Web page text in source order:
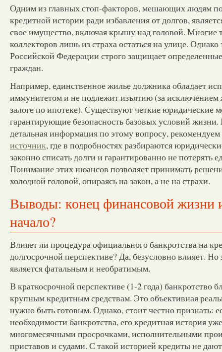
Одним из главных стоп-факторов, мешающих людям
кредитной истории ради избавления от долгов,
свое имущество, включая крышу над головой. Многие
коллекторов лишь из страха остаться на улице. Однако
Российской Федерации строго защищает
граждан.
Например, единственное жилье должника обладает
иммунитетом и не подлежит изъятию (за исключением
залоге по ипотеке). Существуют четкие юридические
гарантирующие безопасность базовых условий
детальная информация по этому вопросу,
источник, где в подробностях разбираются
законно списать долги и гарантированно не потерять
Понимание этих нюансов позволяет принимать
холодной головой, опираясь на закон, а не на страхи.
Выводы: конец финансовой жизни
начало?
Влияет ли процедура официального банкротства на
долгосрочной перспективе? Да, безусловно влияет. Но
является фатальным и необратимым.
В краткосрочной перспективе (1-2 года) банкротство
крупным кредитным средствам. Это объективная
нужно быть готовым. Однако, стоит честно признать:
необходимости банкротства, его кредитная история
многомесячными просрочками, исполнительными
приставов и судами. С такой историей кредиты не